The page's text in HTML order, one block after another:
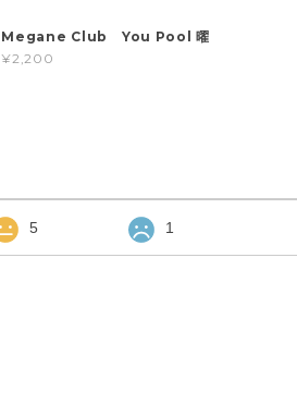
Megane Club You Pool 曜
¥2,200
5 1